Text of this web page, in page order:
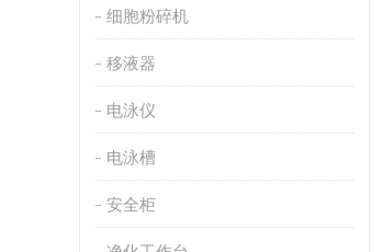
细胞粉碎机
移液器
电泳仪
电泳槽
安全柜